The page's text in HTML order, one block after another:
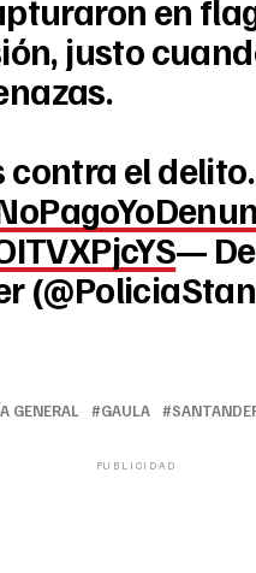
en
justo
contra el delito.
—
GENERAL GAULA
PUBLICIDAD